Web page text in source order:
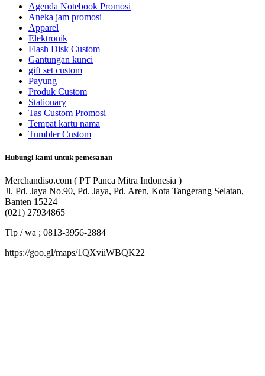
Agenda Notebook Promosi
Aneka jam promosi
Apparel
Elektronik
Flash Disk Custom
Gantungan kunci
gift set custom
Payung
Produk Custom
Stationary
Tas Custom Promosi
Tempat kartu nama
Tumbler Custom
Hubungi kami untuk pemesanan
Merchandiso.com ( PT Panca Mitra Indonesia )
Jl. Pd. Jaya No.90, Pd. Jaya, Pd. Aren, Kota Tangerang Selatan,
Banten 15224
(021) 27934865
Tlp / wa ; 0813-3956-2884
https://goo.gl/maps/1QXviiWBQK22